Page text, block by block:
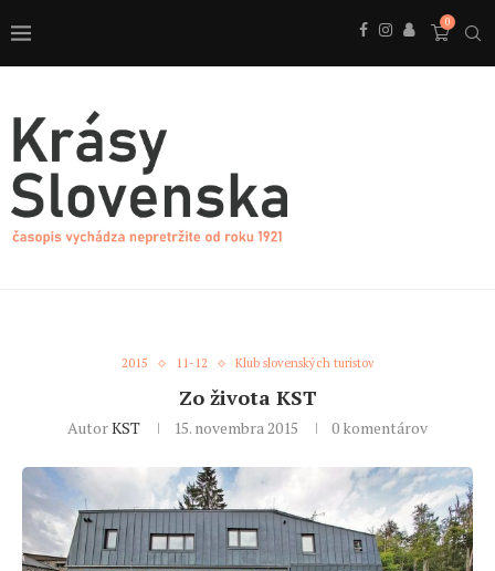
0
2015 11-12 Klub slovenských turistov
Zo života KST
AutorKST 15. novembra 2015 0 komentárov